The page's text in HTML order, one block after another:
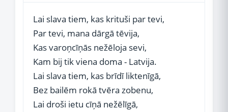
Lai slava tiem, kas krituši par tevi,
Par tevi, mana dārgā tēvija,
Kas varoņcīņās nežēloja sevi,
Kam bij tik viena doma - Latvija.
Lai slava tiem, kas brīdī liktenīgā,
Bez bailēm rokā tvēra zobenu,
Lai droši ietu cīņā nežēlīgā,